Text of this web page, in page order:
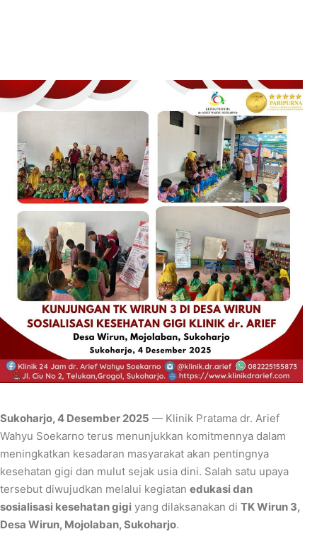
Sukoharjo, 4 Desember 2025 — Klinik Pratama dr. Arief
Wahyu Soekarno terus menunjukkan komitmennya dalam
meningkatkan kesadaran masyarakat akan pentingnya
kesehatan gigi dan mulut sejak usia dini. Salah satu upaya
tersebut diwujudkan melalui kegiatan edukasi dan
sosialisasi kesehatan gigi yang dilaksanakan di TK Wirun 3,
Desa Wirun, Mojolaban, Sukoharjo.